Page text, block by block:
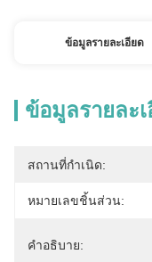
ข้อมูลรายละเอียด
ข้อมูลรายละ
สถานที่กำเนิด:
หมายเลขชิ้นส่วน:
คำอธิบาย: